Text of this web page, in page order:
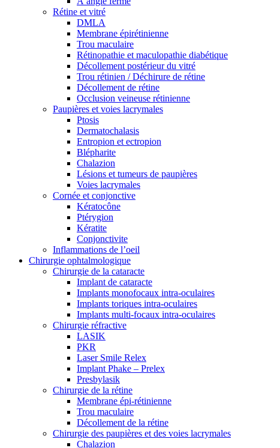
Rétine et vitré
DMLA
Membrane épirétinienne
Trou maculaire
Rétinopathie et maculopathie diabétique
Décollement postérieur du vitré
Trou rétinien / Déchirure de rétine
Décollement de rétine
Occlusion veineuse rétinienne
Paupières et voies lacrymales
Ptosis
Dermatochalasis
Entropion et ectropion
Blépharite
Chalazion
Lésions et tumeurs de paupières
Voies lacrymales
Cornée et conjonctive
Kératocône
Ptérygion
Kératite
Conjonctivite
Inflammations de l’oeil
Chirurgie ophtalmologique
Chirurgie de la cataracte
Implant de cataracte
Implants monofocaux intra-oculaires
Implants toriques intra-oculaires
Implants multi-focaux intra-oculaires
Chirurgie réfractive
LASIK
PKR
Laser Smile Relex
Implant Phake – Prelex
Presbylasik
Chirurgie de la rétine
Membrane épi-rétinienne
Trou maculaire
Décollement de la rétine
Chirurgie des paupières et des voies lacrymales
Chalazion